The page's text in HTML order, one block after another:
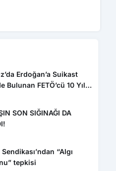
Erdoğan’a Suikast
Bulunan FETÖ’cü 10 Yıl
SON SIĞINAĞI DA
“Algı
tepkisi